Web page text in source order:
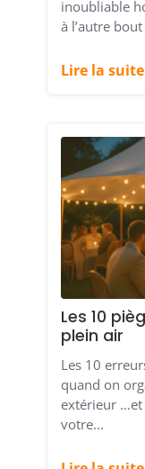
inoubliable
à l’autre
Lire la suite
Les 10
plein air
Les 10
quand on
extérieur
votre...